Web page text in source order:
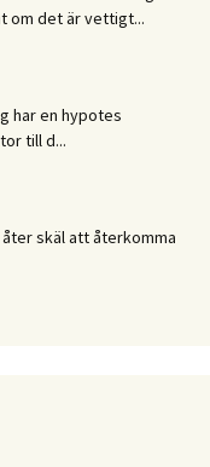
om det är vettigt...
har en hypotes
till d...
skäl att återkomma